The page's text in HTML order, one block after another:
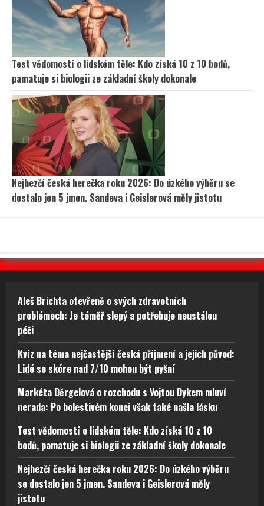
Test vědomostí o lidském těle: Kdo získá 10 z 10 bodů,
pamatuje si biologii ze základní školy dokonale
Nejhezčí česká herečka roku 2026: Do úzkého výběru se
dostalo jen 5 jmen. Sandeva i Geislerová měly jistotu
Aleš Brichta otevřeně o svých zdravotních
problémech: Je téměř slepý a potřebuje neustálou
péči
Kvíz na téma nejčastější česká příjmení a jejich původ:
Lidé se skóre nad 7/10 mohou být pyšní
Markéta Děrgelová o rozchodu s Vojtou Dykem mluví
nerada: Po bolestivém konci však také našla lásku
Test vědomostí o lidském těle: Kdo získá 10 z 10
bodů, pamatuje si biologii ze základní školy dokonale
Nejhezčí česká herečka roku 2026: Do úzkého výběru
se dostalo jen 5 jmen. Sandeva i Geislerová měly
jistotu